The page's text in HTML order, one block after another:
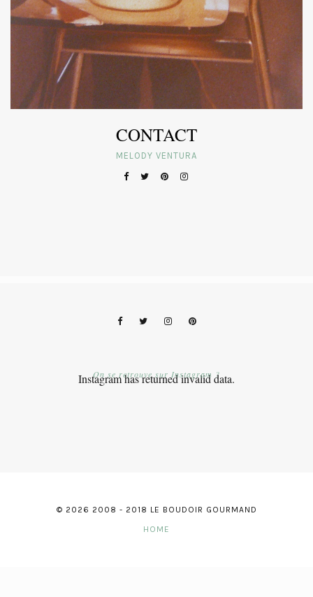
CONTACT
MELODY VENTURA
Instagram has returned invalid data.
On se retrouve sur Instagram ?
© 2026 2008 - 2018 LE BOUDOIR GOURMAND
HOME